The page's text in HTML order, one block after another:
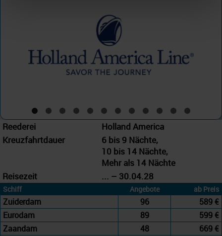
Reederei
Holland America
Kreuzfahrtdauer
6 bis 9 Nächte,
10 bis 14 Nächte,
Mehr als 14 Nächte
Reisezeit
... – 30.04.28
Schiff Angebote ab Preis
Zuiderdam 96
589 €
Eurodam
89
599 €
Zaandam
48
669 €